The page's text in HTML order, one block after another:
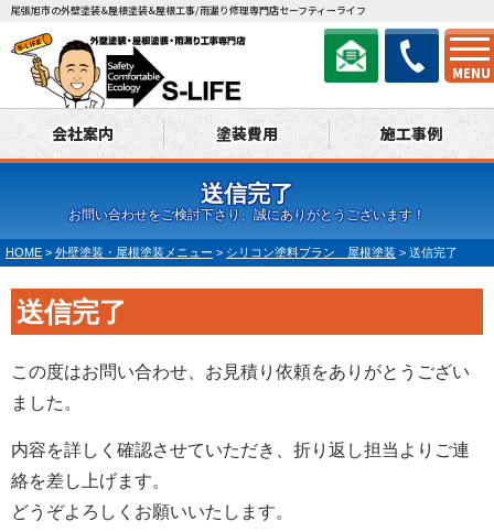
MENU
尾張旭市の外壁塗装&屋根塗装&屋根工事/雨漏り修理専門店セーフティーライフ
会社案内 塗装費用 施工事例
送信完了
お問い合わせをご検討下さり、誠にありがとうございます！
HOME > 外壁塗装・屋根塗装メニュー > シリコン塗料プラン 屋根塗装 > 送信完了
送信完了
この度はお問い合わせ、お見積り依頼をありがとうござい
ました。
内容を詳しく確認させていただき、折り返し担当よりご連
絡を差し上げます。
どうぞよろしくお願いいたします。